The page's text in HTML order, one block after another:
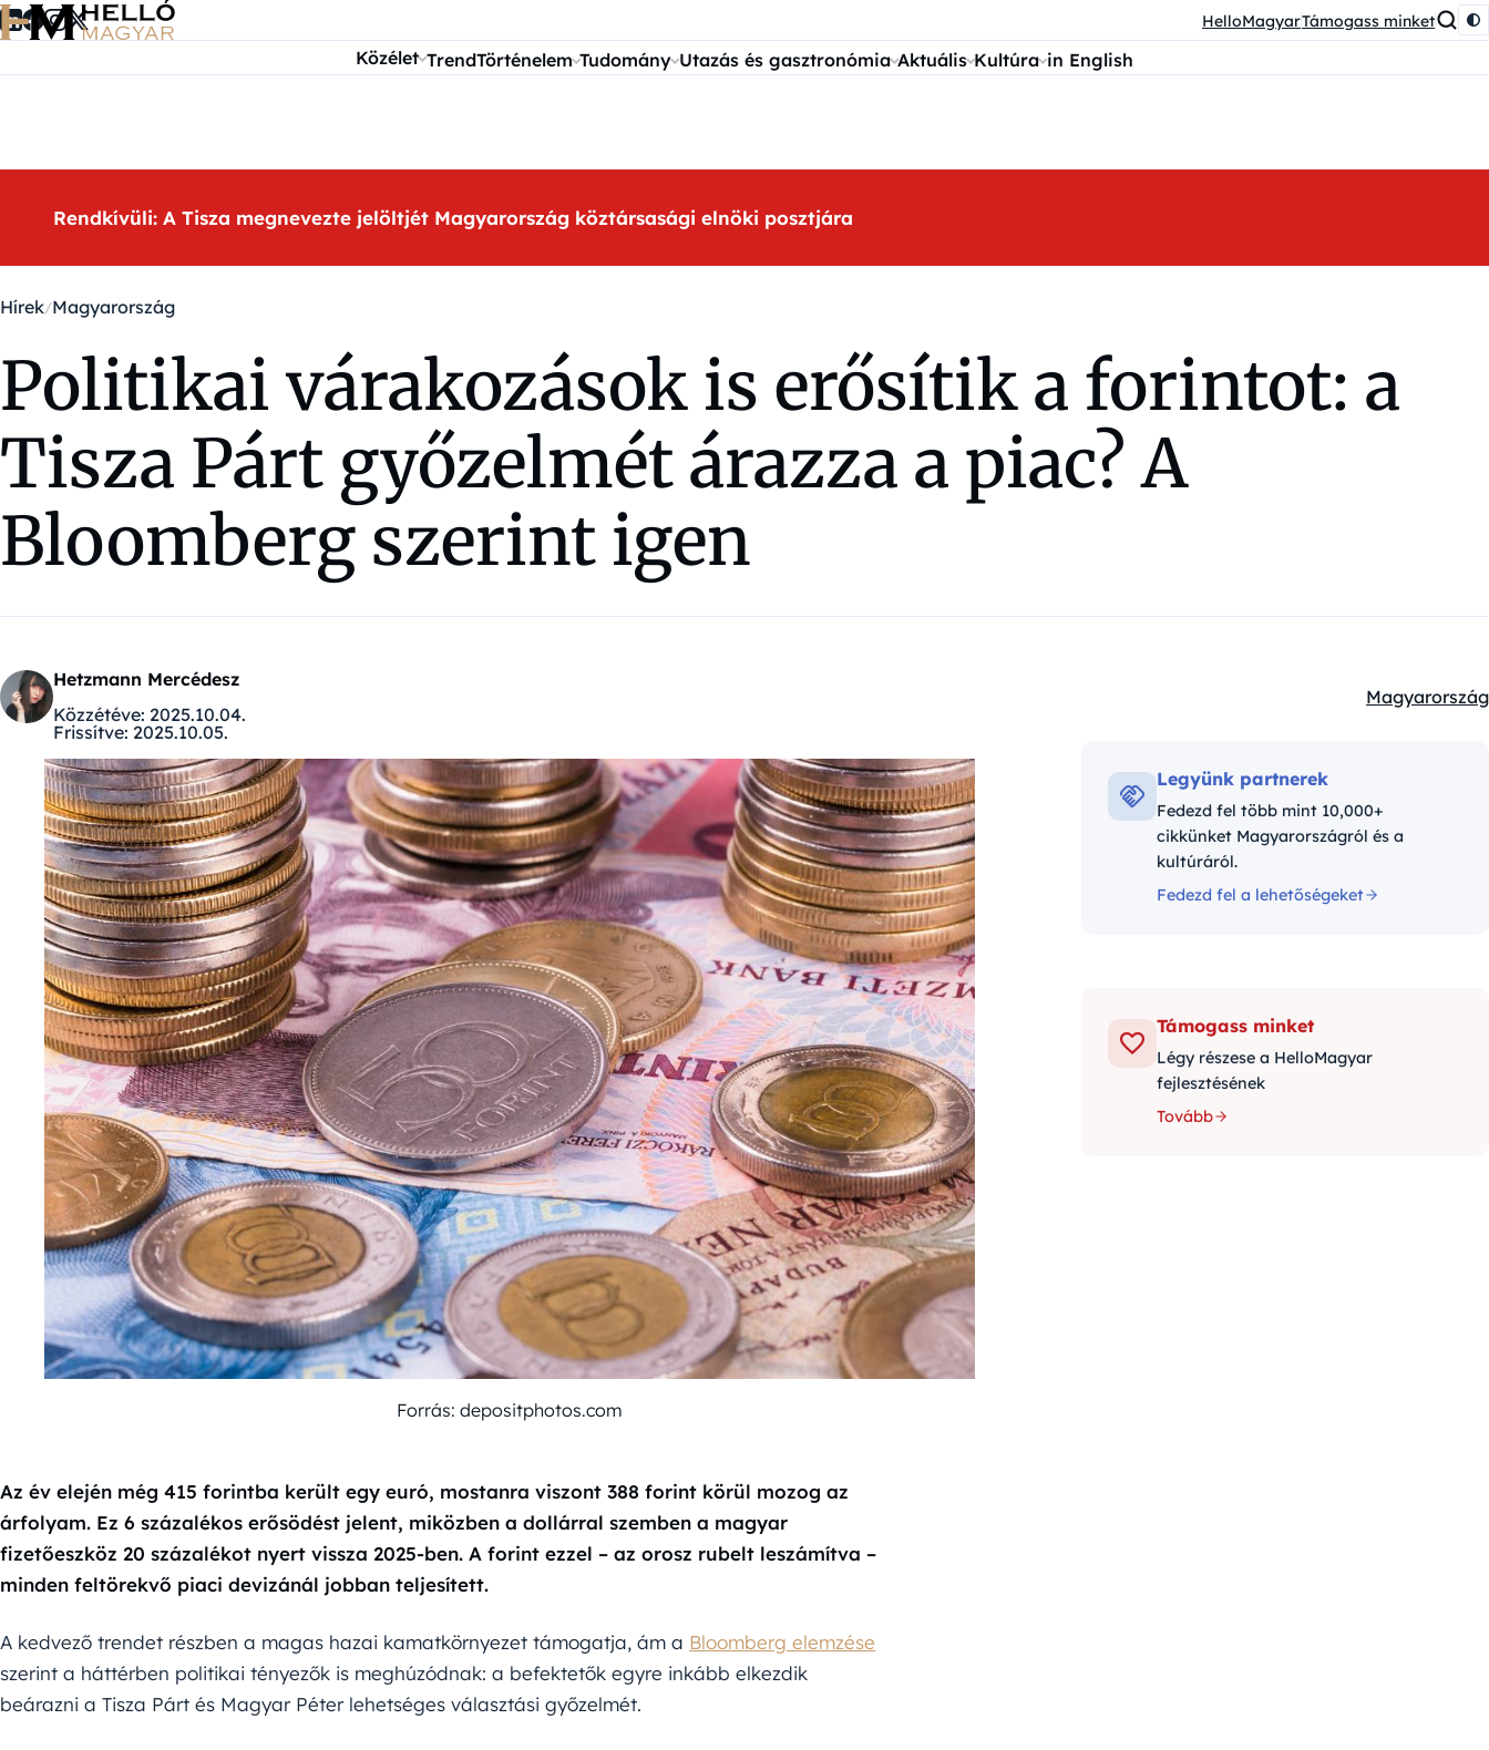
Ugrás a tartalomra HelloMagyarTámogass minket
Közélet TrendTörténelem Tudomány Utazás és gasztronómia Aktuális Kultúra in English
Rendkívüli: A Tisza megnevezte jelöltjét Magyarország köztársasági elnöki posztjára
Hírek Magyarország
Politikai várakozások is erősítik a forintot: a
Tisza Párt győzelmét árazza a piac? A
Bloomberg szerint igen
Hetzmann Mercédesz
Közzétéve: 2025.10.04.
Frissítve: 2025.10.05.
Kategóriák:
Magyarország
Forrás: depositphotos.com
Az év elején még 415 forintba került egy euró, mostanra viszont 388 forint körül mozog az
árfolyam. Ez 6 százalékos erősödést jelent, miközben a dollárral szemben a magyar
fizetőeszköz 20 százalékot nyert vissza 2025-ben. A forint ezzel – az orosz rubelt leszámítva –
minden feltörekvő piaci devizánál jobban teljesített.
A kedvező trendet részben a magas hazai kamatkörnyezet támogatja, ám a Bloomberg elemzése
szerint a háttérben politikai tényezők is meghúzódnak: a befektetők egyre inkább elkezdik
beárazni a Tisza Párt és Magyar Péter lehetséges választási győzelmét.
Legyünk partnerek
Fedezd fel több mint 10,000+
cikkünket Magyarországról és a
kultúráról.
Fedezd fel a lehetőségeket
Támogass minket
Légy részese a HelloMagyar
fejlesztésének
Tovább